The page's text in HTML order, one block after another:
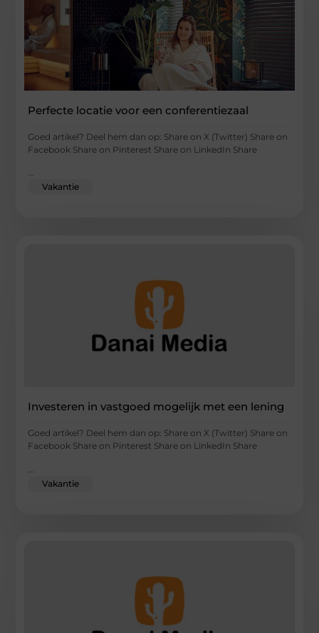
Perfecte locatie voor een conferentiezaal
Goed artikel? Deel hem dan op: Share on X (Twitter) Share on
Facebook Share on Pinterest Share on LinkedIn Share
...
Vakantie
Investeren in vastgoed mogelijk met een lening
Goed artikel? Deel hem dan op: Share on X (Twitter) Share on
Facebook Share on Pinterest Share on LinkedIn Share
Vakantie